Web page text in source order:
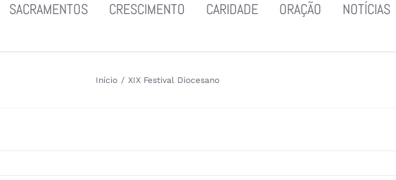
SACRAMENTOS CRESCIMENTO CARIDADE ORAÇÃO NOTÍCIAS
Início / XIX Festival Diocesano